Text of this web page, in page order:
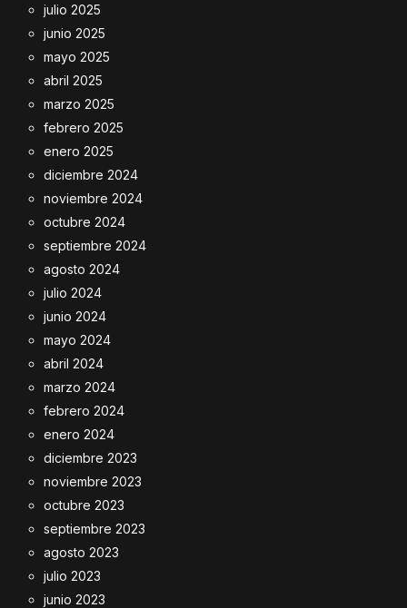
julio 2025
junio 2025
mayo 2025
abril 2025
marzo 2025
febrero 2025
enero 2025
diciembre 2024
noviembre 2024
octubre 2024
septiembre 2024
agosto 2024
julio 2024
junio 2024
mayo 2024
abril 2024
marzo 2024
febrero 2024
enero 2024
diciembre 2023
noviembre 2023
octubre 2023
septiembre 2023
agosto 2023
julio 2023
junio 2023